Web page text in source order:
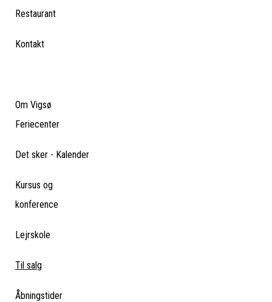
Restaurant
Kontakt
Om Vigsø
Feriecenter
Det sker - Kalender
Kursus og
konference
Lejrskole
Til salg
Åbningstider